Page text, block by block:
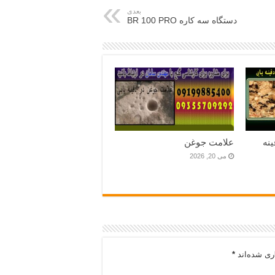
بعدی
دستگاه سه کاره BR 100 PRO
علامت جوغن
می 20, 2026
شده‌اند *